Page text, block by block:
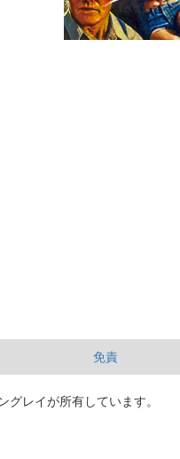
免責
レイが所有しています。